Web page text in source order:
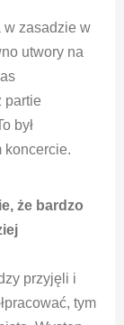
w zasadzie w
utwory na
partie
był
koncercie.
że bardzo
przyjęli i
tym